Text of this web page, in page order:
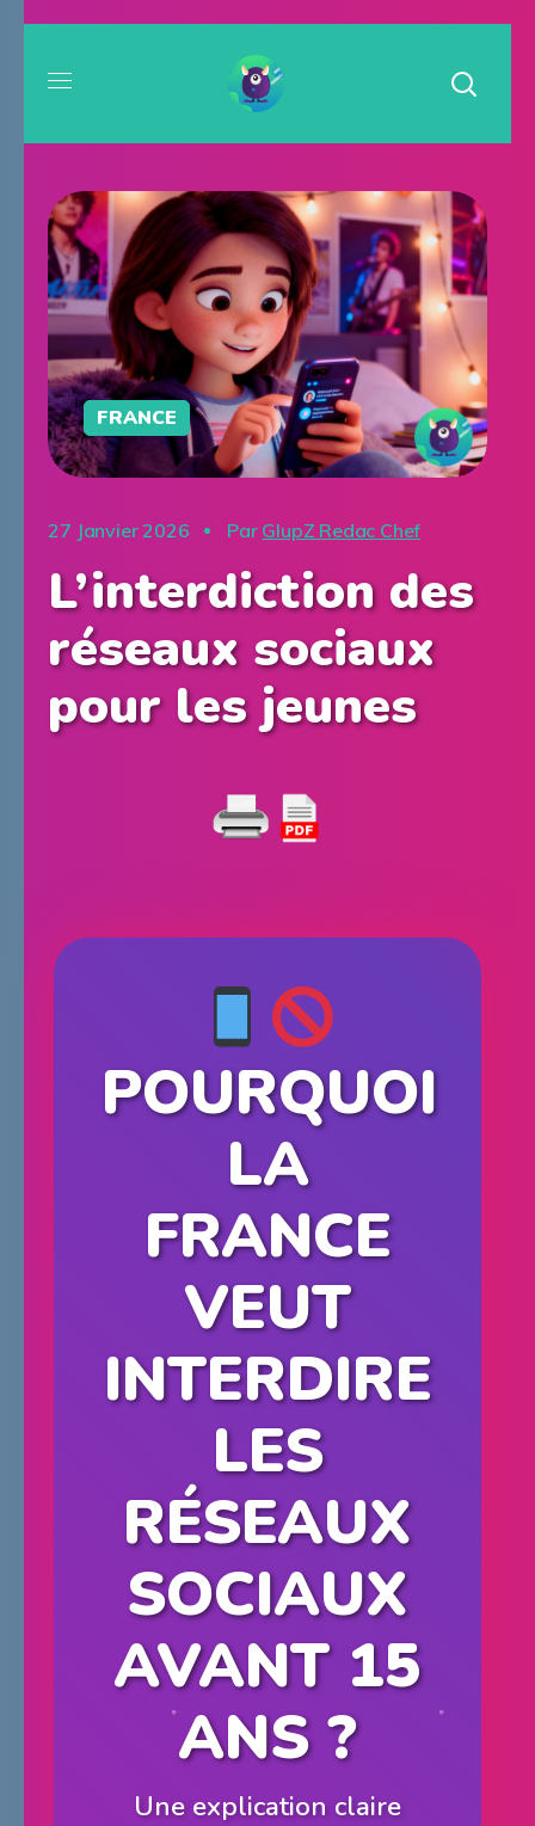
FRANCE
27 Janvier 2026 Par GlupZ Redac Chef
L’interdiction des
réseaux sociaux
pour les jeunes
POURQUOI
LA
FRANCE
VEUT
INTERDIRE
LES
RÉSEAUX
SOCIAUX
AVANT 15
ANS ?
Une explication claire